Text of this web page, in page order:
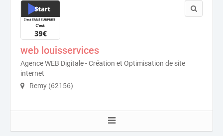
web louisservices
Agence WEB Digitale - Création et Optimisation de site
internet
Remy (62156)